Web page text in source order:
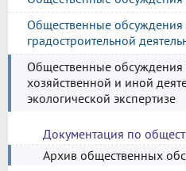
Общественные
градостроительной
Общественные
хозяйственной и иной
экологической экспертизе
Документация по
Архив общественных